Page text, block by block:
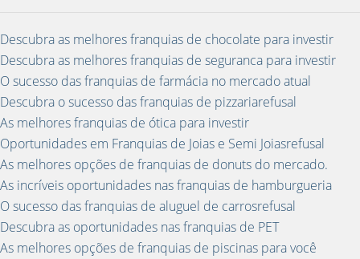
Descubra as melhores franquias de chocolate para investir
Descubra as melhores franquias de seguranca para investir
O sucesso das franquias de farmácia no mercado atual
Descubra o sucesso das franquias de pizzariarefusal
As melhores franquias de ótica para investir
Oportunidades em Franquias de Joias e Semi Joiasrefusal
As melhores opções de franquias de donuts do mercado.
As incríveis oportunidades nas franquias de hamburgueria
O sucesso das franquias de aluguel de carrosrefusal
Descubra as oportunidades nas franquias de PET
As melhores opções de franquias de piscinas para você